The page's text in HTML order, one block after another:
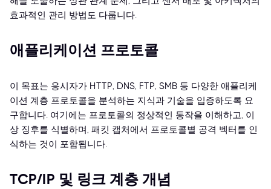
효과적인 관리 방법도 다룹니다.
애플리케이션 프로토콜
이 목표는 응시자가 HTTP, DNS, FTP, SMB 등 다양한 애플리케
이션 계층 프로토콜을 분석하는 지식과 기술을 입증하도록 요
구합니다. 여기에는 프로토콜의 정상적인 동작을 이해하고, 이
상 징후를 식별하며, 패킷 캡처에서 프로토콜별 공격 벡터를 인
식하는 것이 포함됩니다.
TCP/IP 및 링크 계층 개념